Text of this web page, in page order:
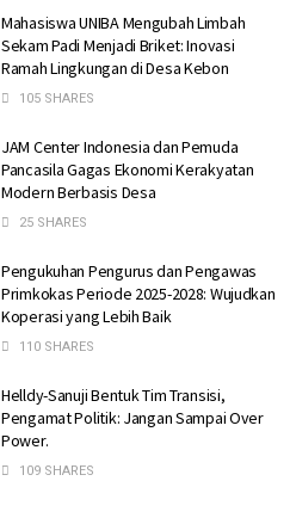
Mahasiswa UNIBA Mengubah Limbah
Sekam Padi Menjadi Briket: Inovasi
Ramah Lingkungan di Desa Kebon
105 SHARES
JAM Center Indonesia dan Pemuda
Pancasila Gagas Ekonomi Kerakyatan
Modern Berbasis Desa
25 SHARES
Pengukuhan Pengurus dan Pengawas
Primkokas Periode 2025-2028: Wujudkan
Koperasi yang Lebih Baik
110 SHARES
Helldy-Sanuji Bentuk Tim Transisi,
Pengamat Politik: Jangan Sampai Over
Power.
109 SHARES